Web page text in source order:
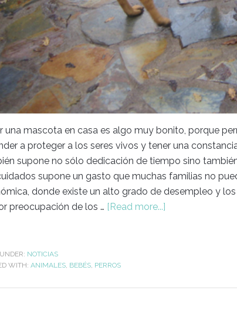
una mascota en casa es algo muy bonito, porque
a proteger a los seres vivos y tener una
supone no sólo dedicación de tiempo sino
supone un gasto que muchas familias no
donde existe un alto grado de desempleo y
preocupación de los … [Read more...]
NOTICIAS
WITH: ANIMALES BEBÉS PERROS